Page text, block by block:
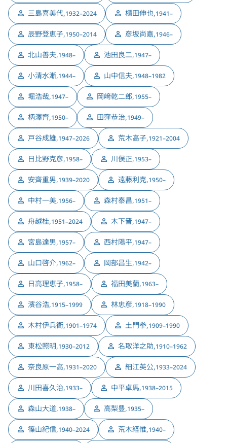
三島喜美代,1932–2024 櫃田伸也,1941–
辰野登恵子,1950–2014 彦坂尚嘉,1946–
北山善夫,1948– 池田良二,1947–
小清水漸,1944– 山中信夫,1948–1982
堀浩哉,1947– 岡﨑乾二郎,1955–
柄澤齊,1950– 田窪恭治,1949–
戸谷成雄,1947–2026 荒木高子,1921–2004
日比野克彦,1958– 川俣正,1953–
安齊重男,1939–2020 遠藤利克,1950–
中村一美,1956– 森村泰昌,1951–
舟越桂,1951–2024 木下晋,1947–
宮島達男,1957– 西村陽平,1947–
山口啓介,1962– 岡部昌生,1942–
日高理恵子,1958– 福田美蘭,1963–
濱谷浩,1915–1999 林忠彦,1918–1990
木村伊兵衛,1901–1974 土門拳,1909–1990
東松照明,1930–2012 名取洋之助,1910–1962
奈良原一高,1931–2020 細江英公,1933–2024
川田喜久治,1933– 中平卓馬,1938–2015
森山大道,1938– 高梨豊,1935–
篠山紀信,1940–2024 荒木経惟,1940–